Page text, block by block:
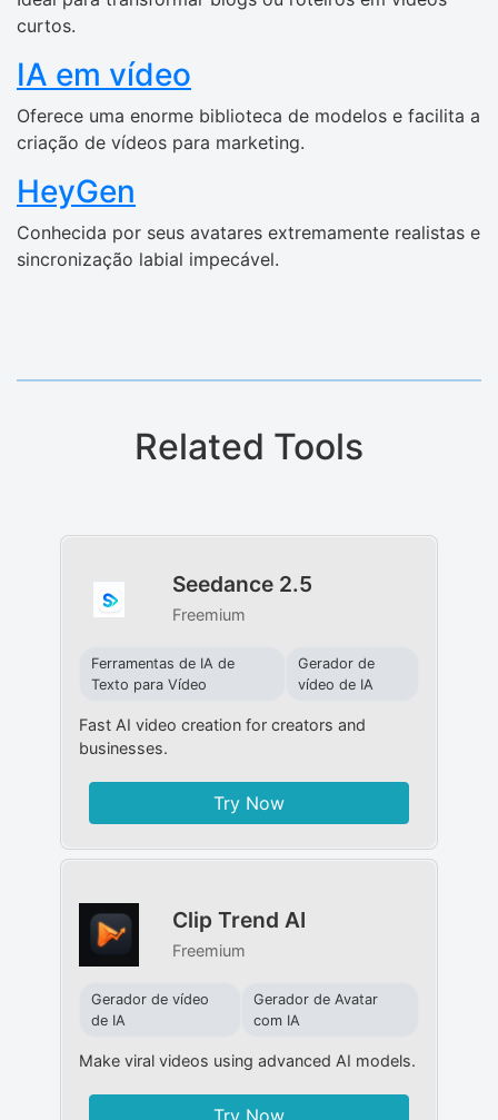
curtos.
IA em vídeo
Oferece uma enorme biblioteca de modelos e facilita a
criação de vídeos para marketing.
HeyGen
Conhecida por seus avatares extremamente realistas e
sincronização labial impecável.
Related Tools
Seedance 2.5
Freemium
Ferramentas de IA de
Texto para Vídeo
Gerador de
vídeo de IA
Fast AI video creation for creators and
businesses.
Try Now
Clip Trend AI
Freemium
Gerador de vídeo
de IA
Gerador de Avatar
com IA
Make viral videos using advanced AI models.
Try Now